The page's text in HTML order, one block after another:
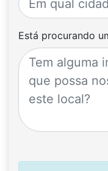
Está procurando